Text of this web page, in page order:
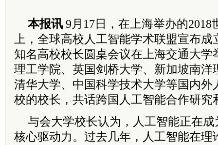
本报讯 9月17日，在上海举办的2018
上，全球高校人工智能学术联盟宣布
知名高校校长圆桌会议在上海交通大学
理工学院、英国剑桥大学、新加坡南洋
清华大学、中国科学技术大学等国内外
校的校长，共话跨国人工智能合作研究
与会大学校长认为，人工智能正在
核心驱动力。过去几年，人工智能在理